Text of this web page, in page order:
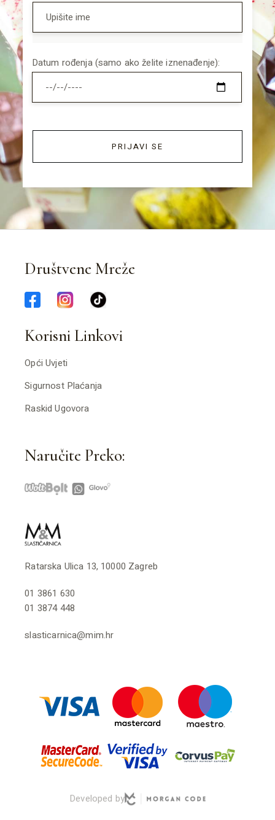
Datum rođenja (samo ako želite iznenađenje):
PRIJAVI SE
Društvene Mreže
Korisni Linkovi
Opći Uvjeti
Sigurnost Plaćanja
Raskid Ugovora
Naručite Preko:
Ratarska Ulica 13, 10000 Zagreb
01 3861 630
01 3874 448
slasticarnica@mim.hr
Developed by